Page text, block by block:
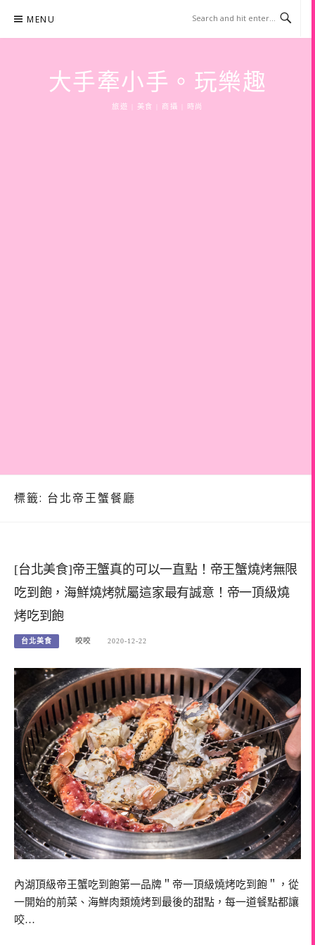
content
MENU
大手牽小手。玩樂趣
旅遊 | 美食 | 商攝 | 時尚
標籤: 台北帝王蟹餐廳
[台北美食]帝王蟹真的可以一直點！帝王蟹燒烤無限
吃到飽，海鮮燒烤就屬這家最有誠意！帝一頂級燒
烤吃到飽
台北美食 咬咬 2020-12-22
內湖頂級帝王蟹吃到飽第一品牌＂帝一頂級燒烤吃到飽＂，從
一開始的前菜、海鮮肉類燒烤到最後的甜點，每一道餐點都讓
咬…